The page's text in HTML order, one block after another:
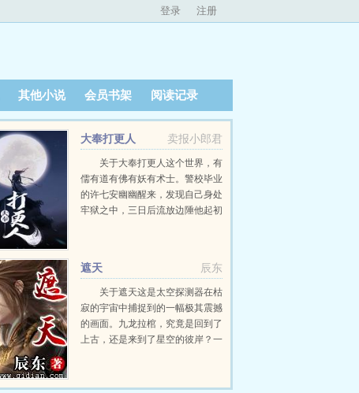
登录 注册
其他小说 会员书架 阅读记录
卖报小郎君
大奉打更人
关于大奉打更人这个世界，有
儒有道有佛有妖有术士。警校毕业
的许七安幽幽醒来，发现自己身处
牢狱之中，三日后流放边陲他起初
辰东
遮天
关于遮天这是太空探测器在枯
寂的宇宙中捕捉到的一幅极其震撼
的画面。九龙拉棺，究竟是回到了
上古，还是来到了星空的彼岸？一
瀚海汹涌，欲望如深渊无止境登天